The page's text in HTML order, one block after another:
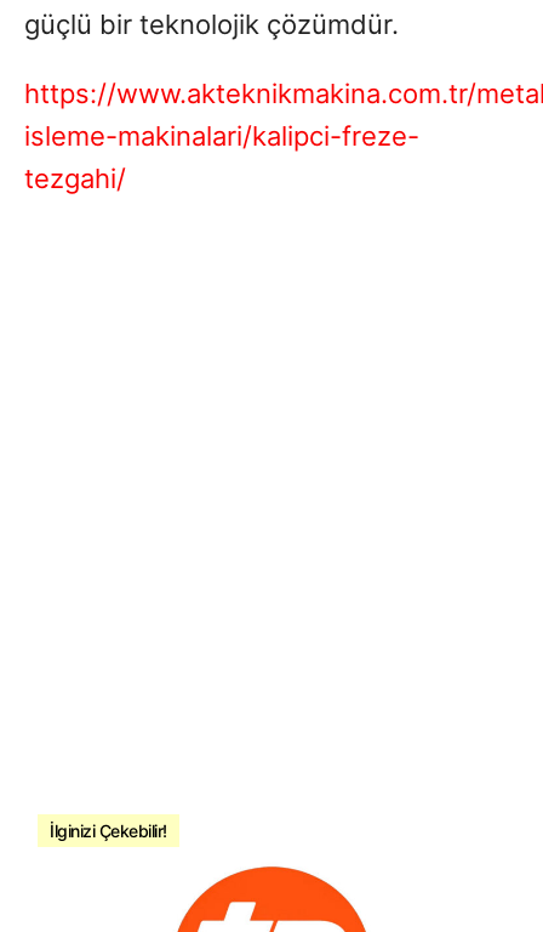
güçlü bir teknolojik çözümdür.
https://www.akteknikmakina.com.tr/
isleme-makinalari/kalipci-freze-
tezgahi/
İlginizi Çekebilir!